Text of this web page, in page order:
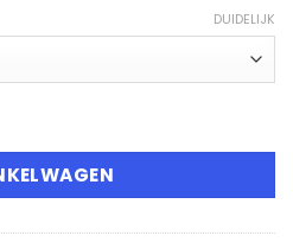
DUIDELIJK
Disposable Vape hoeveelheid